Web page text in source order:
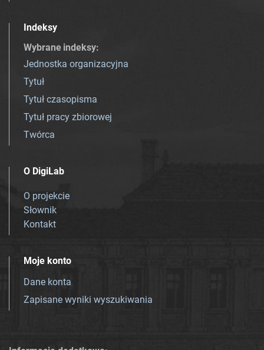
Indeksy
Wybrane indeksy:
Jednostka organizacyjna
Tytuł
Tytuł czasopisma
Tytuł pracy zbiorowej
Twórca
O DigiLab
O projekcie
Słownik
Kontakt
Moje konto
Dane konta
Zapisane wyniki wyszukiwania